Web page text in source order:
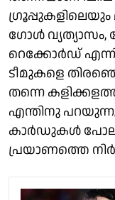
ഗ്രൂപ്പുകളിലെയും
ഗോൾ
റെക്കോർഡ്
ടീമുകളെ
തന്നെ
എന്തിനു
കാർഡുകൾ
പ്രയാണത്തെ